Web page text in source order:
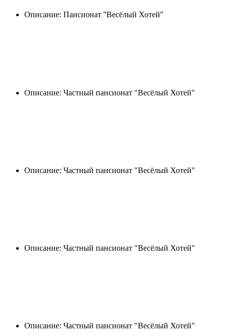
Описание: Пансионат ''Весёлый Хотей''
Описание: Частный пансионат "Весёлый Хотей"
Описание: Частный пансионат "Весёлый Хотей"
Описание: Частный пансионат "Весёлый Хотей"
Описание: Частный пансионат "Весёлый Хотей"